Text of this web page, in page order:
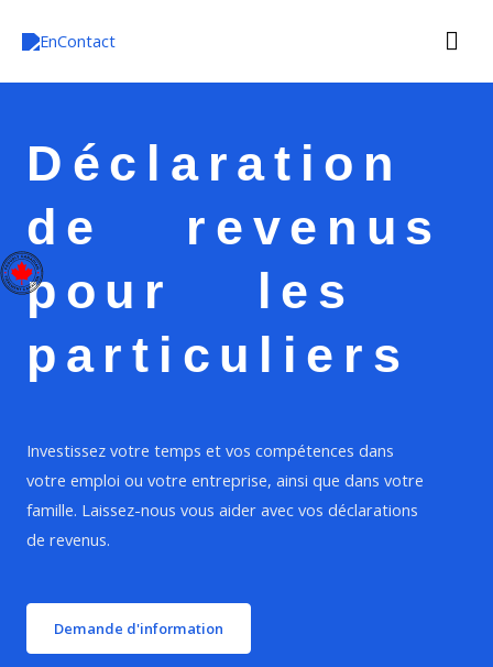
Déclaration
de revenus
pour les
particuliers
Investissez votre temps et vos compétences dans
votre emploi ou votre entreprise, ainsi que dans votre
famille. Laissez-nous vous aider avec vos déclarations
de revenus.
Demande d'information